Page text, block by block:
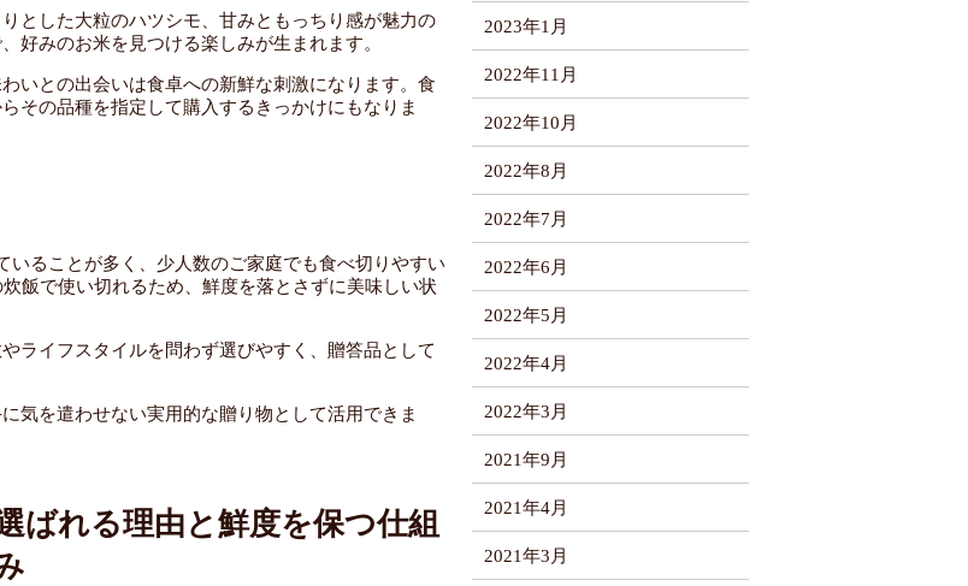
とした大粒のハツシモ、甘みともっちり感が魅力の
好みのお米を見つける楽しみが生まれます。
いとの出会いは食卓への新鮮な刺激になります。食
その品種を指定して購入するきっかけにもなりま
ることが多く、少人数のご家庭でも食べ切りやすい
飯で使い切れるため、鮮度を落とさずに美味しい状
ライフスタイルを問わず選びやすく、贈答品として
気を遣わせない実用的な贈り物として活用できま
ばれる理由と鮮度を保つ仕組
2023年1月
2022年11月
2022年10月
2022年8月
2022年7月
2022年6月
2022年5月
2022年4月
2022年3月
2021年9月
2021年4月
2021年3月